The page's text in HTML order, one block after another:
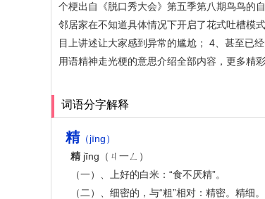
个梗出自《脱口秀大会》第五季第八期鸟鸟的
邻居家在不知道具体情况下开启了花式吐槽模
目上讲述让大家感到异常的尴尬； 4、甚至已
用语精神走光梗的意思介绍全部内容，更多精
词语分字解释
精（jīng）
精 jīng（ㄐ一ㄥ）
（一）、上好的白米：“食不厌精”。
（二）、细密的，与“粗”相对：精密。精细